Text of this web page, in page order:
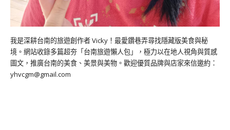
我是深耕台南的旅遊創作者 Vicky！最愛鑽巷弄尋找隱藏版美食與秘
境。網站收錄多篇超夯「台南旅遊懶人包」，極力以在地人視角與質感
圖文，推廣台南的美食、美景與美物。歡迎優質品牌與店家來信邀約：
yhvcgm@gmail.com